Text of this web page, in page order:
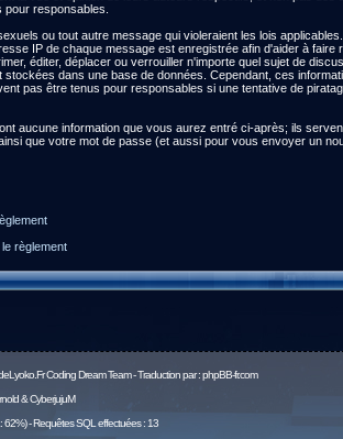
responsables.
ou tout autre message qui violeraient les lois
IP de chaque message est enregistrée afin d'aider à faire
éditer, déplacer ou verrouiller n'importe quel sujet de
dans une base de données. Cependant, ces
pas être tenus pour responsables si une tentative de
aucune information que vous aurez entré ci-après; ils
que votre mot de passe (et aussi pour vous envoyer un
règlement
Coding Dream Team - Traduction par :phpBB-fr.com
& CyberjujuM
- Requêtes SQL effectuées : 13